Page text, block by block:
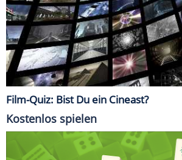
Film-Quiz: Bist Du ein Cineast?
Kostenlos spielen